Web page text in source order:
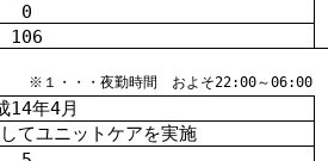
0
106
※１・・・夜勤時間 およそ22:00～06:00
14年4月
てユニットケアを実施